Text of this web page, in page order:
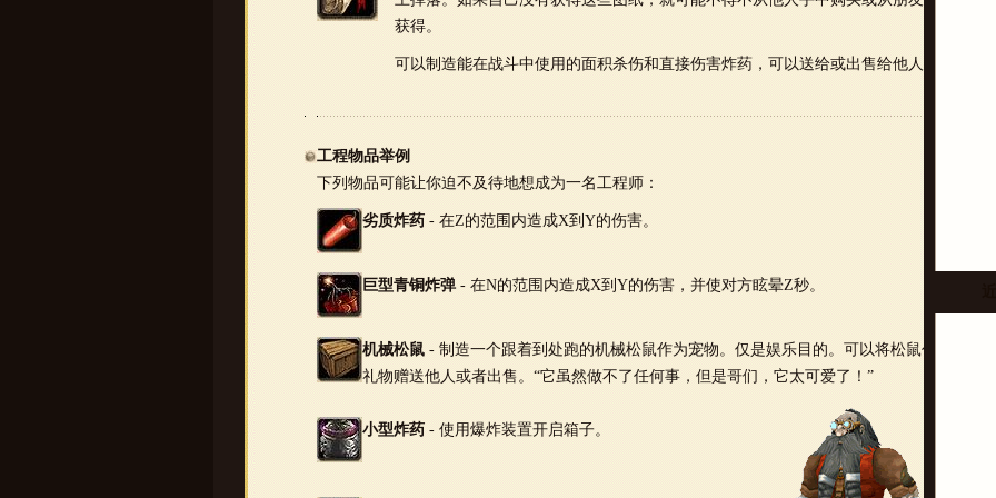
获得。
可以制造能在战斗中使用的面积杀伤和直接伤害炸药，可以送给或出售给他人。
工程物品举例
下列物品可能让你迫不及待地想成为一名工程师：
劣质炸药- 在Z的范围内造成X到Y的伤害。
巨型青铜炸弹- 在N的范围内造成X到Y的伤害，并使对方眩晕Z秒。
机械松鼠- 制造一个跟着到处跑的机械松鼠作为宠物。仅是娱乐目的。可以将松鼠作为
礼物赠送他人或者出售。“它虽然做不了任何事，但是哥们，它太可爱了！”
小型炸药- 使用爆炸装置开启箱子。